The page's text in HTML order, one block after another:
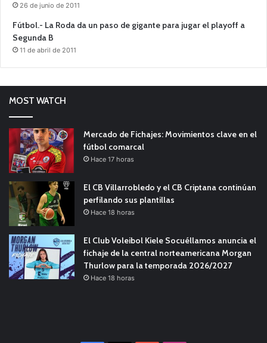
26 de junio de 2011
Fútbol.- La Roda da un paso de gigante para jugar el playoff a
Segunda B
11 de abril de 2011
MOST WATCH
Mercado de Fichajes: Movimientos clave en el
fútbol comarcal
Hace 17 horas
El CB Villarrobledo y el CB Criptana continúan
perfilando sus plantillas
Hace 18 horas
El Club Voleibol Kiele Socuéllamos anuncia el
fichaje de la central norteamericana Morgan
Thurlow para la temporada 2026/2027
Hace 18 horas